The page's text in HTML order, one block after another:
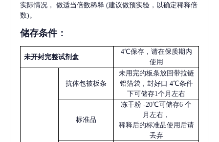
实际情况， 做适当倍数稀释 (建议做预实验，以确定稀释倍
数)。
储存条件：
未开封完整试剂盒
4℃保存，请在保质期内
使用
抗体包被板条
未用完的板条放回带拉链
铝箔袋，封好口 4℃条件
下可储存1个月左右
标准品
冻干粉 -20℃可储存6 个
月左右，
稀释后的标准品使用后请
丢弃